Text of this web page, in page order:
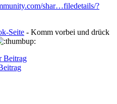
shar…filedetails/?
Seite - Komm vorbei und drück
Beitrag